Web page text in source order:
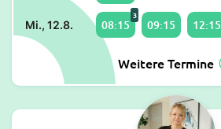
Mi., 12.8. 08:15
3
09:15 12:15
Weitere Termine